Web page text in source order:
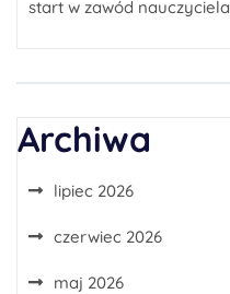
start w zawód nauczyciela
Archiwa
lipiec 2026
czerwiec 2026
maj 2026